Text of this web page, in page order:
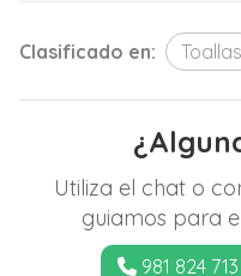
Clasificado en: Toallas
Utiliza el chat o
guiamos para
981 824 713